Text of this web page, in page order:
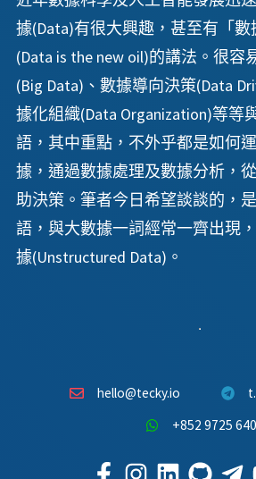
據(Data)有很大興趣，甚至有「數
(Data is the new oil)的講法。很容
(Big Data)、數據導向決策(Data
據化組織(Data Organization)等等
語，其中重點，不外乎都是如何
據，通過數據處理及數據分析，
助決策。筆者今日希望談談的，
語，與大數據一詞經常一齊出現
據(Unstructured Data)。
hello@tecky.io
+852 9725